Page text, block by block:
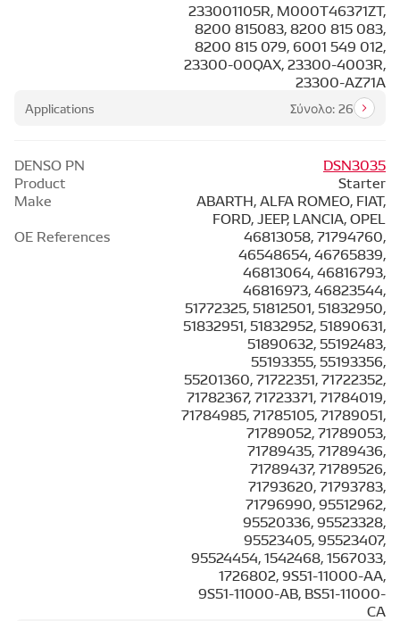
Applications Σύνολο: 26
233001105R, M000T46371ZT,
8200 815083, 8200 815 083,
8200 815 079, 6001 549 012,
23300-00QAX, 23300-4003R,
23300-AZ71A
DENSO PN
DSN3035
Product
Starter
Make
ABARTH, ALFA ROMEO, FIAT,
FORD, JEEP, LANCIA, OPEL
OE References
46813058, 71794760,
46548654, 46765839,
46813064, 46816793,
46816973, 46823544,
51772325, 51812501, 51832950,
51832951, 51832952, 51890631,
51890632, 55192483,
55193355, 55193356,
55201360, 71722351, 71722352,
71782367, 71723371, 71784019,
71784985, 71785105, 71789051,
71789052, 71789053,
71789435, 71789436,
71789437, 71789526,
71793620, 71793783,
71796990, 95512962,
95520336, 95523328,
95523405, 95523407,
95524454, 1542468, 1567033,
1726802, 9S51-11000-AA,
9S51-11000-AB, BS51-11000-
CA